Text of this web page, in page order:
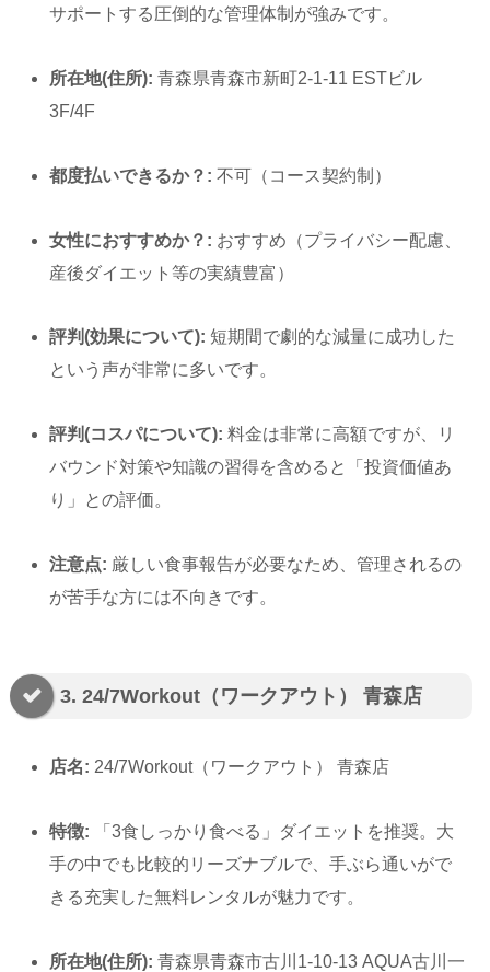
サポートする圧倒的な管理体制が強みです。
所在地(住所): 青森県青森市新町2-1-11 ESTビル
3F/4F
都度払いできるか？: 不可（コース契約制）
女性におすすめか？: おすすめ（プライバシー配慮、
産後ダイエット等の実績豊富）
評判(効果について): 短期間で劇的な減量に成功した
という声が非常に多いです。
評判(コスパについて): 料金は非常に高額ですが、リ
バウンド対策や知識の習得を含めると「投資価値あ
り」との評価。
注意点: 厳しい食事報告が必要なため、管理されるの
が苦手な方には不向きです。
3. 24/7Workout（ワークアウト） 青森店
店名: 24/7Workout（ワークアウト） 青森店
特徴: 「3食しっかり食べる」ダイエットを推奨。大
手の中でも比較的リーズナブルで、手ぶら通いがで
きる充実した無料レンタルが魅力です。
所在地(住所): 青森県青森市古川1-10-13 AQUA古川一